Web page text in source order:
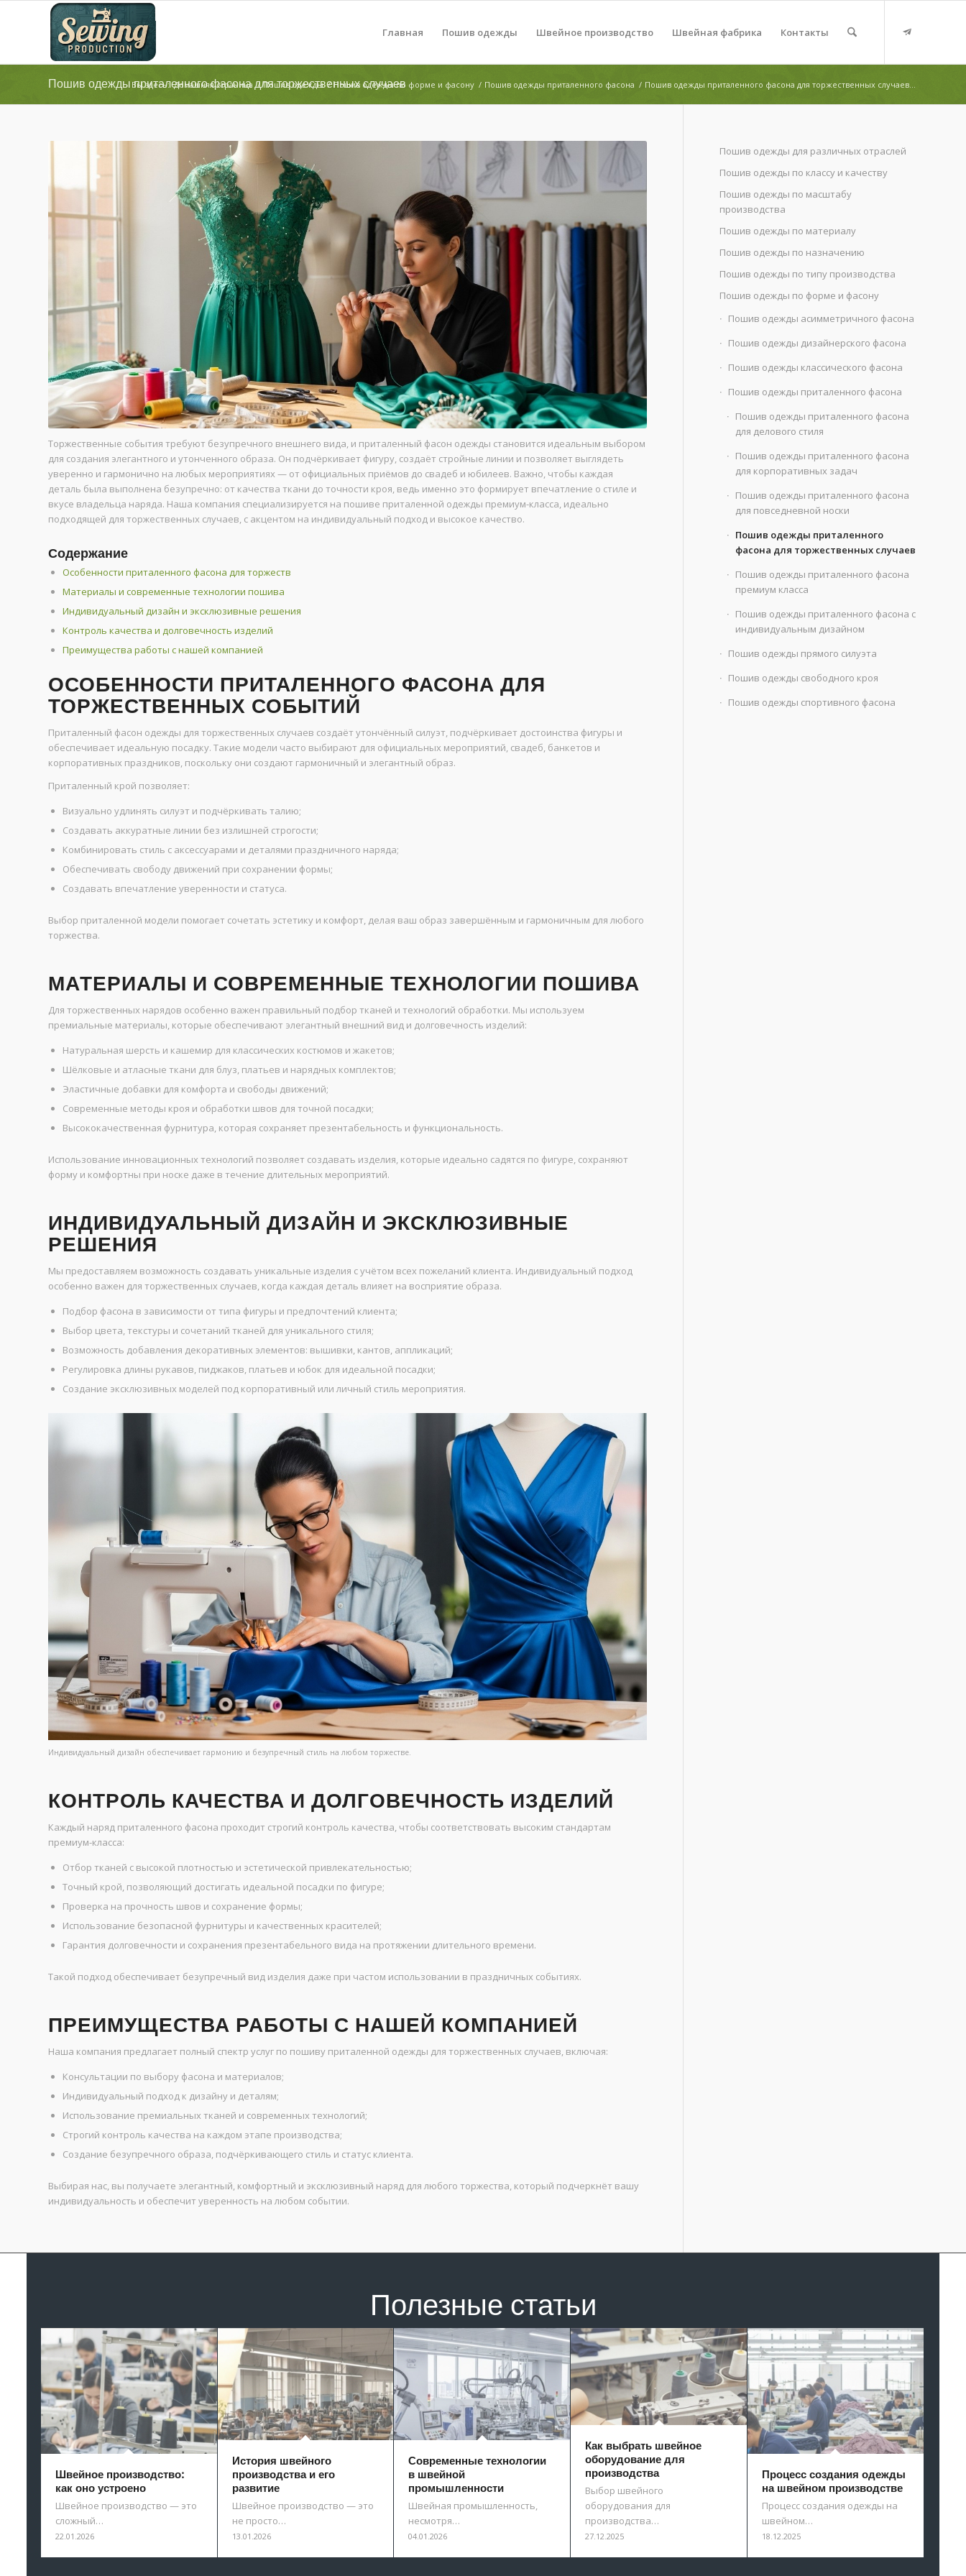
Главная Пошив одежды Швейное производство Швейная фабрика Контакты
Пошив одежды приталенного фасона для торжественных случаев
Вы здесь: Домашняя страница / Пошив одежды / Пошив одежды по форме и фасону / Пошив одежды приталенного фасона / Пошив одежды приталенного фасона для торжественных случаев...
Торжественные события требуют безупречного внешнего вида, и приталенный фасон одежды становится идеальным выбором
для создания элегантного и утонченного образа. Он подчёркивает фигуру, создаёт стройные линии и позволяет выглядеть
уверенно и гармонично на любых мероприятиях — от официальных приёмов до свадеб и юбилеев. Важно, чтобы каждая
деталь была выполнена безупречно: от качества ткани до точности кроя, ведь именно это формирует впечатление о стиле и
вкусе владельца наряда. Наша компания специализируется на пошиве приталенной одежды премиум-класса, идеально
подходящей для торжественных случаев, с акцентом на индивидуальный подход и высокое качество.
Содержание
Особенности приталенного фасона для торжеств
Материалы и современные технологии пошива
Индивидуальный дизайн и эксклюзивные решения
Контроль качества и долговечность изделий
Преимущества работы с нашей компанией
ОСОБЕННОСТИ ПРИТАЛЕННОГО ФАСОНА ДЛЯ
ТОРЖЕСТВЕННЫХ СОБЫТИЙ
Приталенный фасон одежды для торжественных случаев создаёт утончённый силуэт, подчёркивает достоинства фигуры и
обеспечивает идеальную посадку. Такие модели часто выбирают для официальных мероприятий, свадеб, банкетов и
корпоративных праздников, поскольку они создают гармоничный и элегантный образ.
Приталенный крой позволяет:
Визуально удлинять силуэт и подчёркивать талию;
Создавать аккуратные линии без излишней строгости;
Комбинировать стиль с аксессуарами и деталями праздничного наряда;
Обеспечивать свободу движений при сохранении формы;
Создавать впечатление уверенности и статуса.
Выбор приталенной модели помогает сочетать эстетику и комфорт, делая ваш образ завершённым и гармоничным для любого
торжества.
МАТЕРИАЛЫ И СОВРЕМЕННЫЕ ТЕХНОЛОГИИ ПОШИВА
Для торжественных нарядов особенно важен правильный подбор тканей и технологий обработки. Мы используем
премиальные материалы, которые обеспечивают элегантный внешний вид и долговечность изделий:
Натуральная шерсть и кашемир для классических костюмов и жакетов;
Шёлковые и атласные ткани для блуз, платьев и нарядных комплектов;
Эластичные добавки для комфорта и свободы движений;
Современные методы кроя и обработки швов для точной посадки;
Высококачественная фурнитура, которая сохраняет презентабельность и функциональность.
Использование инновационных технологий позволяет создавать изделия, которые идеально садятся по фигуре, сохраняют
форму и комфортны при носке даже в течение длительных мероприятий.
ИНДИВИДУАЛЬНЫЙ ДИЗАЙН И ЭКСКЛЮЗИВНЫЕ
РЕШЕНИЯ
Мы предоставляем возможность создавать уникальные изделия с учётом всех пожеланий клиента. Индивидуальный подход
особенно важен для торжественных случаев, когда каждая деталь влияет на восприятие образа.
Подбор фасона в зависимости от типа фигуры и предпочтений клиента;
Выбор цвета, текстуры и сочетаний тканей для уникального стиля;
Возможность добавления декоративных элементов: вышивки, кантов, аппликаций;
Регулировка длины рукавов, пиджаков, платьев и юбок для идеальной посадки;
Создание эксклюзивных моделей под корпоративный или личный стиль мероприятия.
Индивидуальный дизайн обеспечивает гармонию и безупречный стиль на любом торжестве.
КОНТРОЛЬ КАЧЕСТВА И ДОЛГОВЕЧНОСТЬ ИЗДЕЛИЙ
Каждый наряд приталенного фасона проходит строгий контроль качества, чтобы соответствовать высоким стандартам
премиум-класса:
Отбор тканей с высокой плотностью и эстетической привлекательностью;
Точный крой, позволяющий достигать идеальной посадки по фигуре;
Проверка на прочность швов и сохранение формы;
Использование безопасной фурнитуры и качественных красителей;
Гарантия долговечности и сохранения презентабельного вида на протяжении длительного времени.
Такой подход обеспечивает безупречный вид изделия даже при частом использовании в праздничных событиях.
ПРЕИМУЩЕСТВА РАБОТЫ С НАШЕЙ КОМПАНИЕЙ
Наша компания предлагает полный спектр услуг по пошиву приталенной одежды для торжественных случаев, включая:
Консультации по выбору фасона и материалов;
Индивидуальный подход к дизайну и деталям;
Использование премиальных тканей и современных технологий;
Строгий контроль качества на каждом этапе производства;
Создание безупречного образа, подчёркивающего стиль и статус клиента.
Выбирая нас, вы получаете элегантный, комфортный и эксклюзивный наряд для любого торжества, который подчеркнёт вашу
индивидуальность и обеспечит уверенность на любом событии.
Пошив одежды для различных отраслей
Пошив одежды по классу и качеству
Пошив одежды по масштабу
производства
Пошив одежды по материалу
Пошив одежды по назначению
Пошив одежды по типу производства
Пошив одежды по форме и фасону
Пошив одежды асимметричного фасона
Пошив одежды дизайнерского фасона
Пошив одежды классического фасона
Пошив одежды приталенного фасона
Пошив одежды приталенного фасона
для делового стиля
Пошив одежды приталенного фасона
для корпоративных задач
Пошив одежды приталенного фасона
для повседневной носки
Пошив одежды приталенного
фасона для торжественных случаев
Пошив одежды приталенного фасона
премиум класса
Пошив одежды приталенного фасона с
индивидуальным дизайном
Пошив одежды прямого силуэта
Пошив одежды свободного кроя
Пошив одежды спортивного фасона
Полезные статьи
Швейное производство:
как оно устроено
Швейное производство — это
сложный…
22.01.2026
История швейного
производства и его
развитие
Швейное производство — это
не просто…
13.01.2026
Современные технологии
в швейной
промышленности
Швейная промышленность,
несмотря…
04.01.2026
Как выбрать швейное
оборудование для
производства
Выбор швейного
оборудования для
производства…
27.12.2025
Процесс создания одежды
на швейном производстве
Процесс создания одежды на
швейном…
18.12.2025